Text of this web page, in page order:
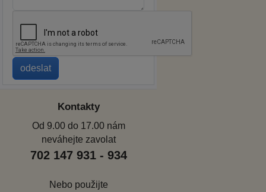
Kontakty
Od 9.00 do 17.00 nám
neváhejte zavolat
702 147 931 - 934
Nebo použijte